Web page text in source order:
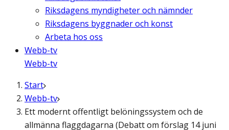
Riksdagens myndigheter och nämnder
Riksdagens byggnader och konst
Arbeta hos oss
Webb-tv
Webb-tv
Start
Webb-tv
Ett modernt offentligt belöningssystem och de
allmänna flaggdagarna (Debatt om förslag 14 juni